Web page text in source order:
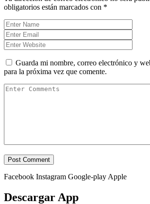
obligatorios están marcados con *
Guarda mi nombre, correo electrónico y
para la próxima vez que comente.
Facebook Instagram Google-play Apple
Descargar App